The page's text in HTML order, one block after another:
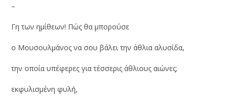
–
Γη των ημίθεων! Πώς θα μπορούσε
ο Μουσουλμάνος να σου βάλει την άθλια αλυσίδα,
την οποία υπέφερες για τέσσερις άθλιους αιώνες;
εκφυλισμένη φυλή,